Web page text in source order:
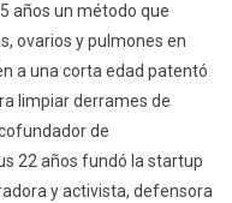
años un método que
ovarios y pulmones en
a una corta edad patentó
limpiar derrames de
de
22 años fundó la startup
y activista, defensora